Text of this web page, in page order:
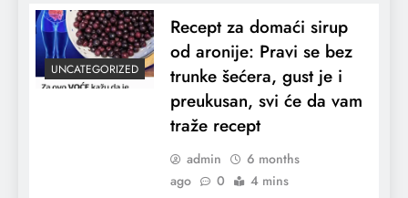
UNCATEGORIZED
Recept za domaći sirup
od aronije: Pravi se bez
trunke šećera, gust je i
preukusan, svi će da vam
traže recept
admin
6 months
ago
0 4 mins